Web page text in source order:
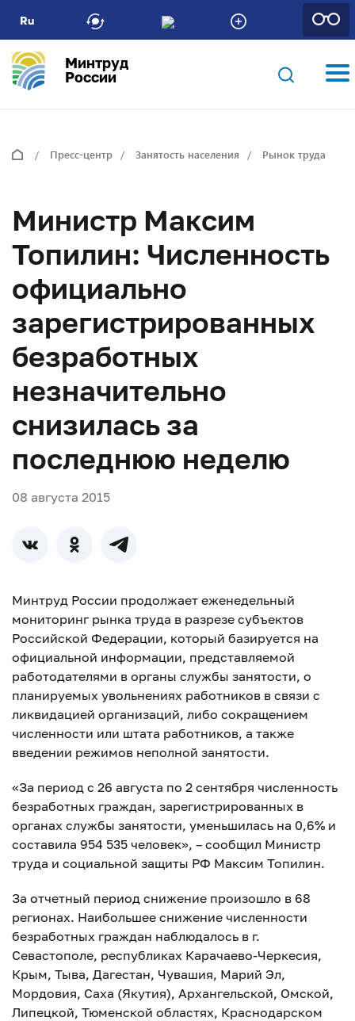
Ru
Минтруд
России
Пресс-центр Занятость населения Рынок труда
Министр Максим
Топилин: Численность
официально
зарегистрированных
безработных
незначительно
снизилась за
последнюю неделю
08 августа 2015
Минтруд России продолжает еженедельный
мониторинг рынка труда в разрезе субъектов
Российской Федерации, который базируется на
официальной информации, представляемой
работодателями в органы службы занятости, о
планируемых увольнениях работников в связи с
ликвидацией организаций, либо сокращением
численности или штата работников, а также
введении режимов неполной занятости.
«За период с 26 августа по 2 сентября численность
безработных граждан, зарегистрированных в
органах службы занятости, уменьшилась на 0,6% и
составила 954 535 человек», – сообщил Министр
труда и социальной защиты РФ Максим Топилин.
За отчетный период снижение произошло в 68
регионах. Наибольшее снижение численности
безработных граждан наблюдалось в г.
Севастополе, республиках Карачаево-Черкесия,
Крым, Тыва, Дагестан, Чувашия, Марий Эл,
Мордовия, Саха (Якутия), Архангельской, Омской,
Липецкой, Тюменской областях, Краснодарском